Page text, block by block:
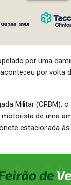
por uma
por volta
Militar (CRBM),
de uma
estacionada